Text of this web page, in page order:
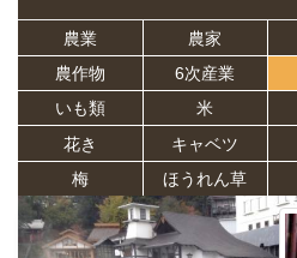
農業 農家
農作物
6次産業
いも類
米
花き
キャベツ
梅
ほうれん草